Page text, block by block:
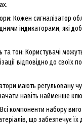
Кожен сигналізатор
індикаторами, які
та тон: Користувачі
відповідно до своїх
мають регульовану
навіть найменше
компоненти набору
що забезпечує їх